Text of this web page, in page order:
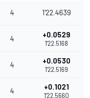
4 1'22.4639
4 +0.0529
1'22.5168
4 +0.0530
1'22.5169
4 +0.1021
1'22.5660